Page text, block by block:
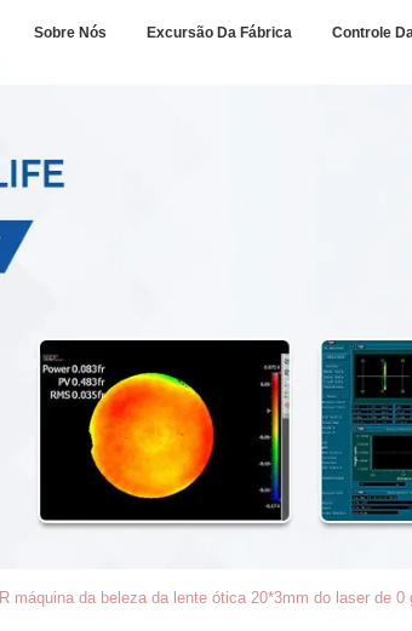
Sobre Nós Excursão Da Fábrica Controle
máquina da beleza da lente ótica 20*3mm do laser de 0